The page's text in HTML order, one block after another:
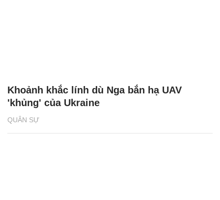
QUÂN SỰ
Khoảnh khắc lính dù Nga bắn hạ UAV
'khủng' của Ukraine